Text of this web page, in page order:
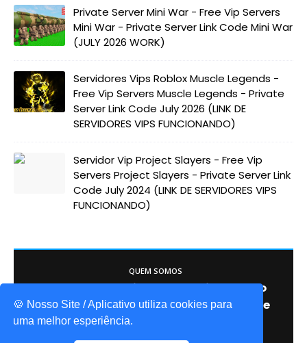
🍪 Nosso Site / Aplicativo utiliza cookies para
uma melhor esperiência.
Private Server Mini War - Free Vip Servers
Mini War - Private Server Link Code Mini War
(JULY 2026 WORK)
Servidores Vips Roblox Muscle Legends -
Free Vip Servers Muscle Legends - Private
Server Link Code July 2026 (LINK DE
SERVIDORES VIPS FUNCIONANDO)
Servidor Vip Project Slayers - Free Vip
Servers Project Slayers - Private Server Link
Code July 2024 (LINK DE SERVIDORES VIPS
FUNCIONANDO)
QUEM SOMOS
Game Codes Brasil, o melhor site sobre o
mundo do Roblox. Itens gáris, códigos de
jogos, promocodes, e muito mais!